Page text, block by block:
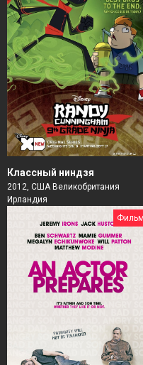
Классный ниндзя
2012, США Великобритания
Ирландия
Фильм